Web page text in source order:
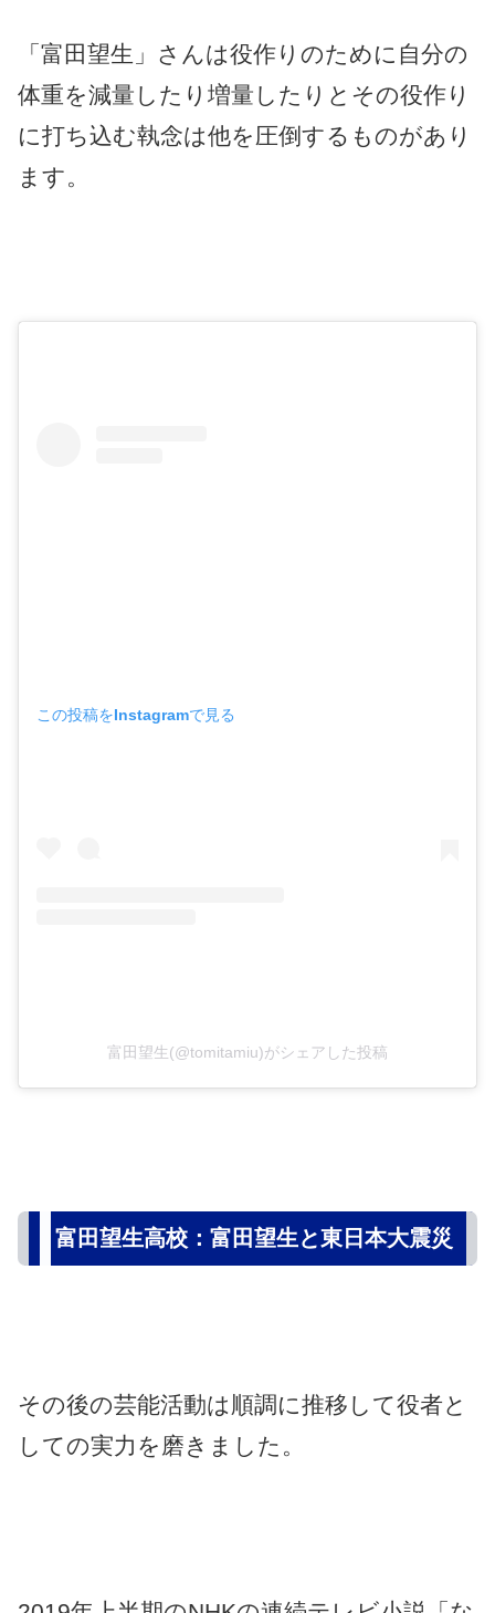
「富田望生」さんは役作りのために自分の
体重を減量したり増量したりとその役作り
に打ち込む執念は他を圧倒するものがあり
ます。
この投稿をInstagramで見る
富田望生(@tomitamiu)がシェアした投稿
富田望生高校：富田望生と東日本大震災
その後の芸能活動は順調に推移して役者と
しての実力を磨きました。